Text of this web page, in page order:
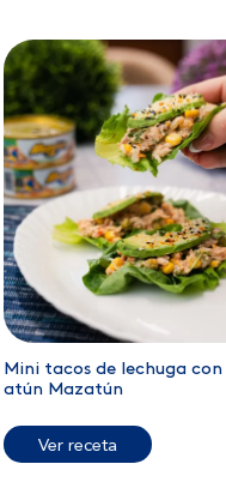
Mini tacos de lechuga con
atún Mazatún
Ver receta